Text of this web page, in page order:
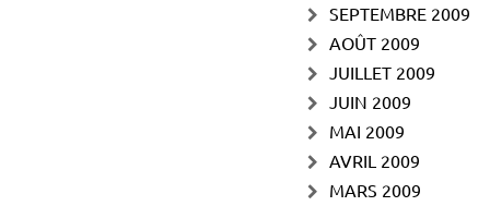
SEPTEMBRE 2009
AOÛT 2009
JUILLET 2009
JUIN 2009
MAI 2009
AVRIL 2009
MARS 2009